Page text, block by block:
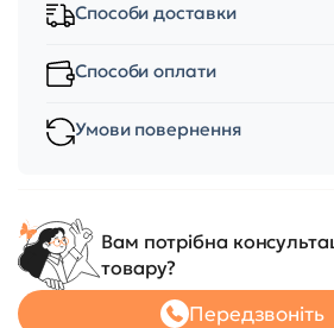
Способи доставки
Способи оплати
Умови повернення
Вам потрібна
товару?
Передзвоніть